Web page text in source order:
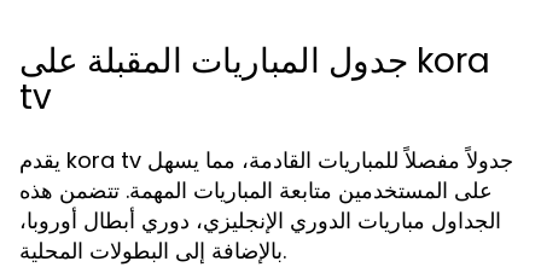
جدول المباريات المقبلة على kora
tv
يقدم kora tv جدولاً مفصلاً للمباريات القادمة، مما يسهل
على المستخدمين متابعة المباريات المهمة. تتضمن هذه
الجداول مباريات الدوري الإنجليزي، دوري أبطال أوروبا،
بالإضافة إلى البطولات المحلية.